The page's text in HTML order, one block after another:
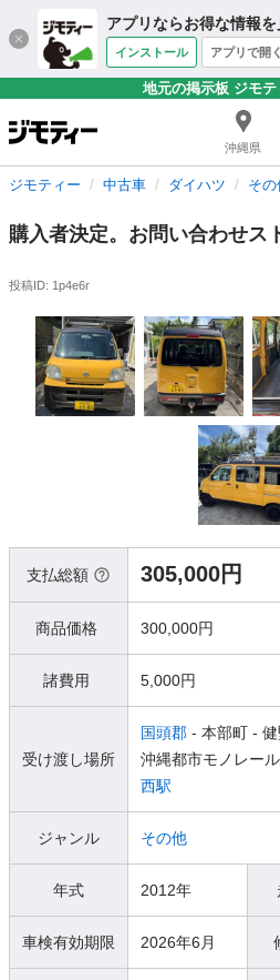
アプリならお得な情報を
インストール アプリで開く
地元の掲示板 ジモ
沖縄県
ジモティー 中古車 ダイハツ その
購入者決定。お問い合わせス
投稿ID: 1p4e6r
支払総額 305,000円
商品価格 300,000円
諸費用 5,000円
受け渡し場所
国頭郡 - 本部町 - 健
沖縄都市モノレー
西駅
ジャンル その他
年式 2012年
車検有効期限 2026年6月